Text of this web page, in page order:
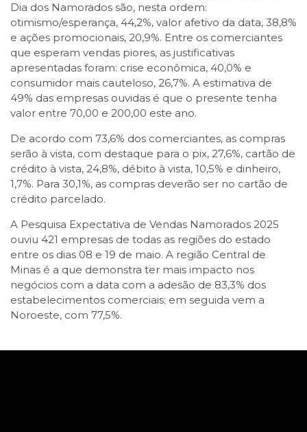
Dia dos Namorados são, nesta ordem:
otimismo/esperança, 44,2%, valor afetivo da data, 38,8%
e ações promocionais, 20,9%. Entre os comerciantes
que esperam vendas piores, as justificativas
apresentadas foram: crise econômica, 40,0% e
consumidor mais cauteloso, 26,7%. A estimativa de
49% das empresas ouvidas é que o presente tenha
valor entre 70,00 e 200,00 este ano.
De acordo com 73,6% dos comerciantes, as compras
serão à vista, com destaque para o pix, 27,6%, cartão de
crédito à vista, 24,8%, débito à vista, 10,5% e dinheiro,
1,7%. Para 30,1%, as compras deverão ser no cartão de
crédito parcelado.
A Pesquisa Expectativa de Vendas Namorados 2025
ouviu 421 empresas de todas as regiões do estado
entre os dias 08 e 19 de maio. A região Central de
Minas é a que demonstra ter mais impacto nos
negócios com a data com a adesão de 83,3% dos
estabelecimentos comerciais; em seguida vem a
Noroeste, com 77,5%.